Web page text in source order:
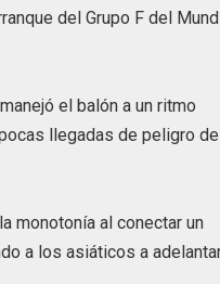
del Grupo F del
el balón a un ritmo
llegadas de peligro de
monotonía al conectar un
a los asiáticos a